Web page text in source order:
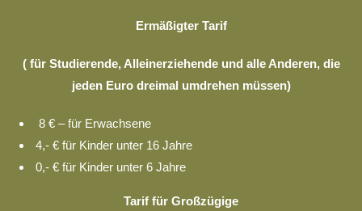
Ermäßigter Tarif
( für Studierende, Alleinerziehende und alle Anderen, die
jeden Euro dreimal umdrehen müssen)
8 € – für Erwachsene
4,- € für Kinder unter 16 Jahre
0,- € für Kinder unter 6 Jahre
Tarif für Großzügige